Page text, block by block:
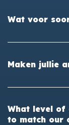
Wat voor
Maken jullie
What level of
to match our